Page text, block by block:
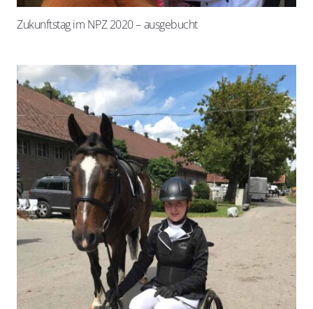
Zukunftstag im NPZ 2020 – ausgebucht